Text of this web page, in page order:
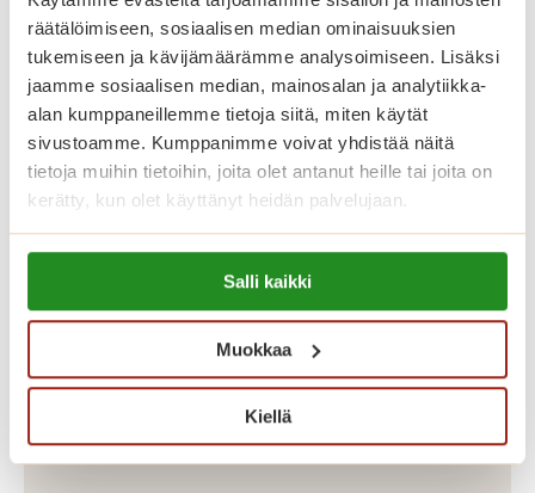
räätälöimiseen, sosiaalisen median ominaisuuksien
tukemiseen ja kävijämäärämme analysoimiseen. Lisäksi
jaamme sosiaalisen median, mainosalan ja analytiikka-
alan kumppaneillemme tietoja siitä, miten käytät
sivustoamme. Kumppanimme voivat yhdistää näitä
tietoja muihin tietoihin, joita olet antanut heille tai joita on
kerätty, kun olet käyttänyt heidän palvelujaan.
Lue lisää evästeistä:
https://sagacare.fi/evasteet/
Salli kaikki
Muokkaa
Kiellä
asunnot erottuvat edukseen suurilla
parvekkeillaan, joilta avautuu kauniit
näkymät Koneenpuistoon. Lisäksi
talossa on muun muassa jalkahoitajan
tilat, saunaosasto ja pyykkitupa.